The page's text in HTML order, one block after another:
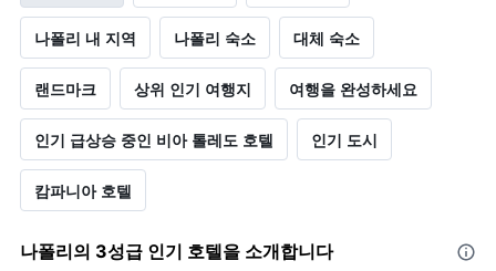
나폴리 내 지역 나폴리 숙소 대체 숙소
랜드마크 상위 인기 여행지 여행을 완성하세요
인기 급상승 중인 비아 톨레도 호텔 인기 도시
캄파니아 호텔
나폴리​의 3​성급 인기 호텔을 소개합니다